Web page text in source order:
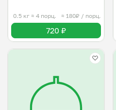
0.5 кг ≈ 4 порц. ≈ 180₽ / порц.
720 ₽